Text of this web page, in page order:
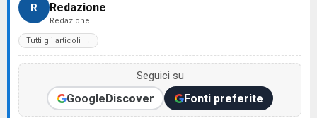
R Redazione
Redazione
Tutti gli articoli →
Seguici su
GoogleDiscover Fonti preferite